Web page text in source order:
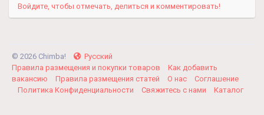
Войдите, чтобы отмечать, делиться и комментировать!
© 2026 Chimba!
Русский
Правила размещения и покупки товаров
Как добавить
вакансию
Правила размещения статей О нас
Соглашение
Политика Конфиденциальности
Свяжитесь с нами Каталог